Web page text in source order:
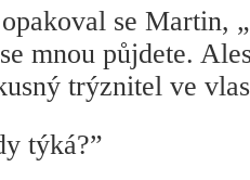
se Martin,
mnou půjdete.
trýznitel ve
týká?”